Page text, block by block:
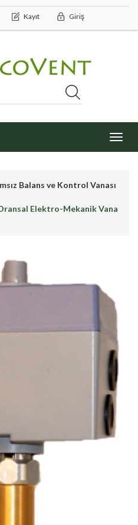
Kayıt Giriş
Balans ve Kontrol Vanası
Elektro-Mekanik Vana